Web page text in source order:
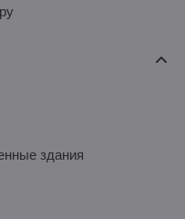
здания